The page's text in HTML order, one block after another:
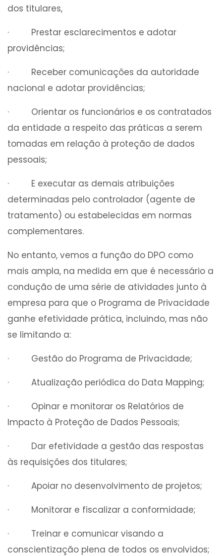
dos titulares,
· Prestar esclarecimentos e adotar
providências;
· Receber comunicações da autoridade
nacional e adotar providências;
· Orientar os funcionários e os contratados
da entidade a respeito das práticas a serem
tomadas em relação à proteção de dados
pessoais;
· E executar as demais atribuições
determinadas pelo controlador (agente de
tratamento) ou estabelecidas em normas
complementares.
No entanto, vemos a função do DPO como
mais ampla, na medida em que é necessário a
condução de uma série de atividades junto à
empresa para que o Programa de Privacidade
ganhe efetividade prática, incluindo, mas não
se limitando a:
· Gestão do Programa de Privacidade;
· Atualização periódica do Data Mapping;
· Opinar e monitorar os Relatórios de
Impacto à Proteção de Dados Pessoais;
· Dar efetividade a gestão das respostas
às requisições dos titulares;
· Apoiar no desenvolvimento de projetos;
· Monitorar e fiscalizar a conformidade;
· Treinar e comunicar visando a
conscientização plena de todos os envolvidos;